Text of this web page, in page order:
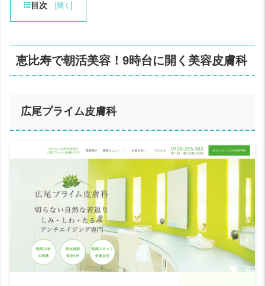
目次 開く
恵比寿で朝活美容！9時台に開く美容皮膚科
広尾プライム皮膚科